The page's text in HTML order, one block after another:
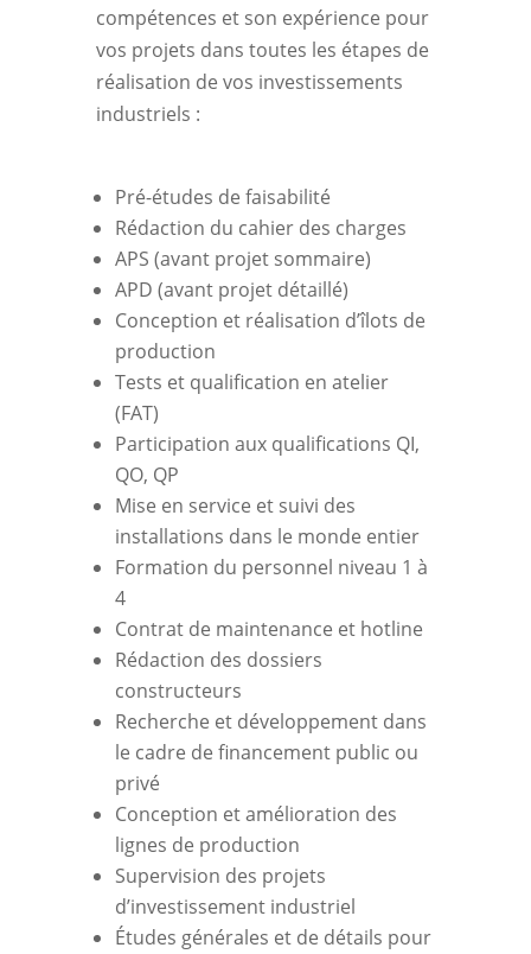
compétences et son expérience pour
vos projets dans toutes les étapes de
réalisation de vos investissements
industriels :
Pré-études de faisabilité
Rédaction du cahier des charges
APS (avant projet sommaire)
APD (avant projet détaillé)
Conception et réalisation d’îlots de
production
Tests et qualification en atelier
(FAT)
Participation aux qualifications QI,
QO, QP
Mise en service et suivi des
installations dans le monde entier
Formation du personnel niveau 1 à
4
Contrat de maintenance et hotline
Rédaction des dossiers
constructeurs
Recherche et développement dans
le cadre de financement public ou
privé
Conception et amélioration des
lignes de production
Supervision des projets
d’investissement industriel
Études générales et de détails pour